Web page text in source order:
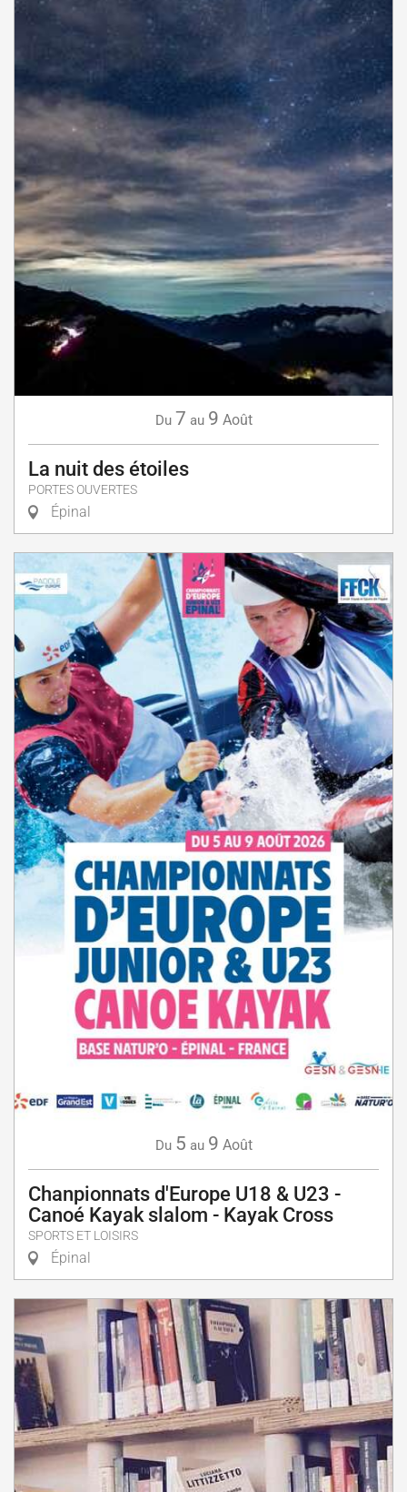
Du 7 au 9 Août
La nuit des étoiles
PORTES OUVERTES
Épinal
Du 5 au 9 Août
Chanpionnats d'Europe U18 & U23 -
Canoé Kayak slalom - Kayak Cross
SPORTS ET LOISIRS
Épinal